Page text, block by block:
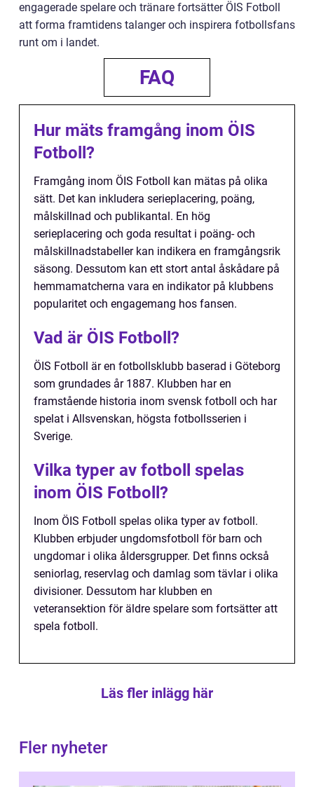
engagerade spelare och tränare fortsätter ÖIS Fotboll
att forma framtidens talanger och inspirera fotbollsfans
runt om i landet.
FAQ
Hur mäts framgång inom ÖIS
Fotboll?
Framgång inom ÖIS Fotboll kan mätas på olika
sätt. Det kan inkludera serieplacering, poäng,
målskillnad och publikantal. En hög
serieplacering och goda resultat i poäng- och
målskillnadstabeller kan indikera en framgångsrik
säsong. Dessutom kan ett stort antal åskådare på
hemmamatcherna vara en indikator på klubbens
popularitet och engagemang hos fansen.
Vad är ÖIS Fotboll?
ÖIS Fotboll är en fotbollsklubb baserad i Göteborg
som grundades år 1887. Klubben har en
framstående historia inom svensk fotboll och har
spelat i Allsvenskan, högsta fotbollsserien i
Sverige.
Vilka typer av fotboll spelas
inom ÖIS Fotboll?
Inom ÖIS Fotboll spelas olika typer av fotboll.
Klubben erbjuder ungdomsfotboll för barn och
ungdomar i olika åldersgrupper. Det finns också
seniorlag, reservlag och damlag som tävlar i olika
divisioner. Dessutom har klubben en
veteransektion för äldre spelare som fortsätter att
spela fotboll.
Läs fler inlägg här
Fler nyheter